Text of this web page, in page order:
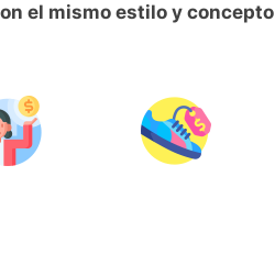
el mismo estilo y concepto